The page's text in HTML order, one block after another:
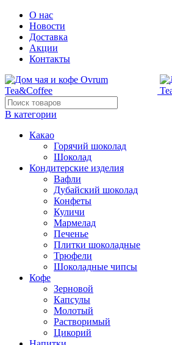
О нас
Новости
Доставка
Акции
Контакты
В категории
Какао
Горячий шоколад
Шоколад
Кондитерские изделия
Вафли
Дубайский шоколад
Конфеты
Куличи
Мармелад
Печенье
Плитки шоколадные
Трюфели
Шоколадные чипсы
Кофе
Зерновой
Капсулы
Молотый
Растворимый
Цикорий